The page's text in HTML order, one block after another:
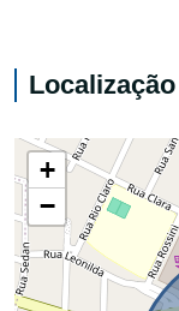
Localização
+
−